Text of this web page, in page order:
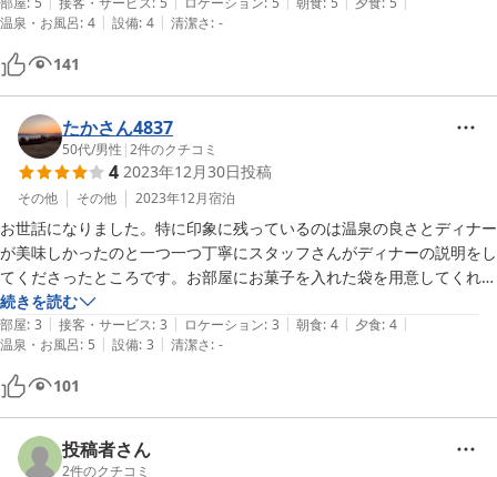
く頂くことが
出来、スタッフの対応にも「満足」でした。
また、正月に利用したいと思います。
温泉・お風呂: 4 | 設備: 4 | 清潔さ: -
141
たかさん4837
50代/男性 |2件のクチコミ
4 2023年12月30日投稿
その他 その他 2023年12月宿泊
お世話になりました。特に印象に残っているのは温泉の良さとディナー
が美味しかったのと一つ一つ丁寧にスタッフさんがディナーの説明をし
てくださったところです。お部屋にお菓子を入れた袋を用意してくれた
ことも嬉しかったです。一方で残念なところは、部屋に結構、虫がいた
こととチェックイン時、フロントの方の説明が不足していて、こちらか
らいろいろ聞かないと教えてもらえなかったところです。総じては楽し
めたので良かったです。ありがとうございました
続きを読む
部屋: 3 | 接客・サービス: 3 | ロケーション: 3 | 朝食: 4 | 夕食: 4 |
温泉・お風呂: 5 | 設備: 3 | 清潔さ: -
101
投稿者さん
2件のクチコミ